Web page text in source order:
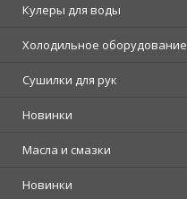
Кулеры для воды
Холодильное оборудование
Сушилки для рук
Новинки
Масла и смазки
Новинки